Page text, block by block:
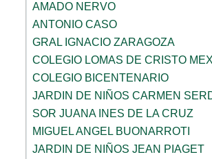
AMADO NERVO
ANTONIO CASO
GRAL IGNACIO ZARAGOZA
COLEGIO LOMAS DE CRISTO
COLEGIO BICENTENARIO
JARDIN DE NIÑOS CARMEN
SOR JUANA INES DE LA CRUZ
MIGUEL ANGEL BUONARROTI
JARDIN DE NIÑOS JEAN PIAGET